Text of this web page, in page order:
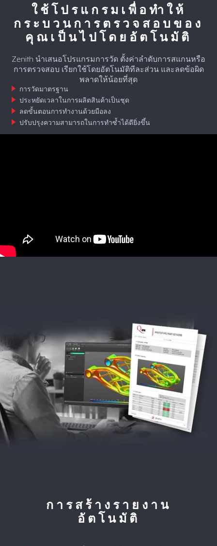
ใช้โปรแกรมเพื่อทำให้
กระบวนการตรวจสอบของ
คุณเป็นไปโดยอัตโนมัติ
Zenith นำเสนอโปรแกรมการวัด ตั้งค่าลำดับการสแกนหรือ
การตรวจสอบ เรียกใช้โดยอัตโนมัติทีละส่วน และลดข้อผิด
พลาดให้น้อยที่สุด
การวัดมาตรฐาน
ประหยัดเวลาในการผลิตสินค้าเป็นชุด
ลดขั้นตอนการทำงานด้วยมือลง
ปรับปรุงความสามารถในการทำซ้ำได้ดียิ่งขึ้น
การสร้างรายงาน
อัตโนมัติ